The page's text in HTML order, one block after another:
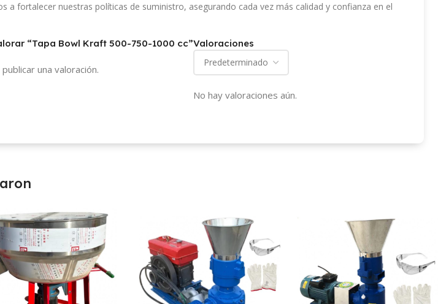
fortalecer nuestras políticas de suministro, asegurando cada vez más calidad y confianza en el
Valoraciones
No hay valoraciones aún.
“Tapa Bowl Kraft 500-750-1000 cc”
una valoración.